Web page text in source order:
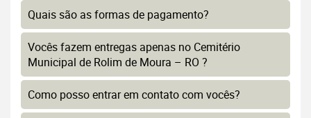
Quais são as formas de pagamento?
Vocês fazem entregas apenas no Cemitério
Municipal de Rolim de Moura – RO ?
Como posso entrar em contato com vocês?